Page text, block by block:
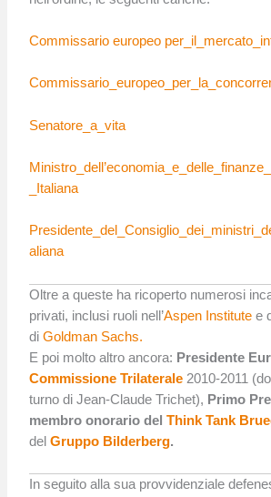
Commissario europeo
Senatore_a_vita
_Italiana
aliana
Oltre a queste ha ricoperto numerosi
privati, inclusi ruoli nell’Aspen Institute e
diGoldman Sachs.
E poi molto altro ancora: Presidente
Commissione Trilaterale 2010-2011
turno di Jean-Claude Trichet), Primo
membro onorario delThink Tank
del Gruppo Bilderberg.
In seguito alla sua provvidenziale